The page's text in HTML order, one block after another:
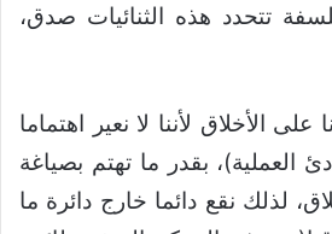
تتحدد هذه الثنائيات صدق،
الأخلاق لأننا لا نعير اهتماما
العملية)، بقدر ما تهتم بصياغة
لذلك نقع دائما خارج دائرة ما